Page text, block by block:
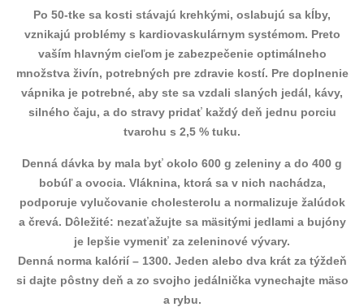
Po 50-tke sa kosti stávajú krehkými, oslabujú sa kĺby,
vznikajú problémy s kardiovaskulárnym systémom. Preto
vaším hlavným cieľom je zabezpečenie optimálneho
množstva živín, potrebných pre zdravie kostí. Pre doplnenie
vápnika je potrebné, aby ste sa vzdali slaných jedál, kávy,
silného čaju, a do stravy pridať každý deň jednu porciu
tvarohu s 2,5 % tuku.
Denná dávka by mala byť okolo 600 g zeleniny a do 400 g
bobúľ a ovocia. Vláknina, ktorá sa v nich nachádza,
podporuje vylučovanie cholesterolu a normalizuje žalúdok
a črevá. Dôležité: nezaťažujte sa mäsitými jedlami a bujóny
je lepšie vymeniť za zeleninové vývary.
Denná norma kalórií – 1300. Jeden alebo dva krát za týždeň
si dajte pôstny deň a zo svojho jedálnička vynechajte mäso
a rybu.